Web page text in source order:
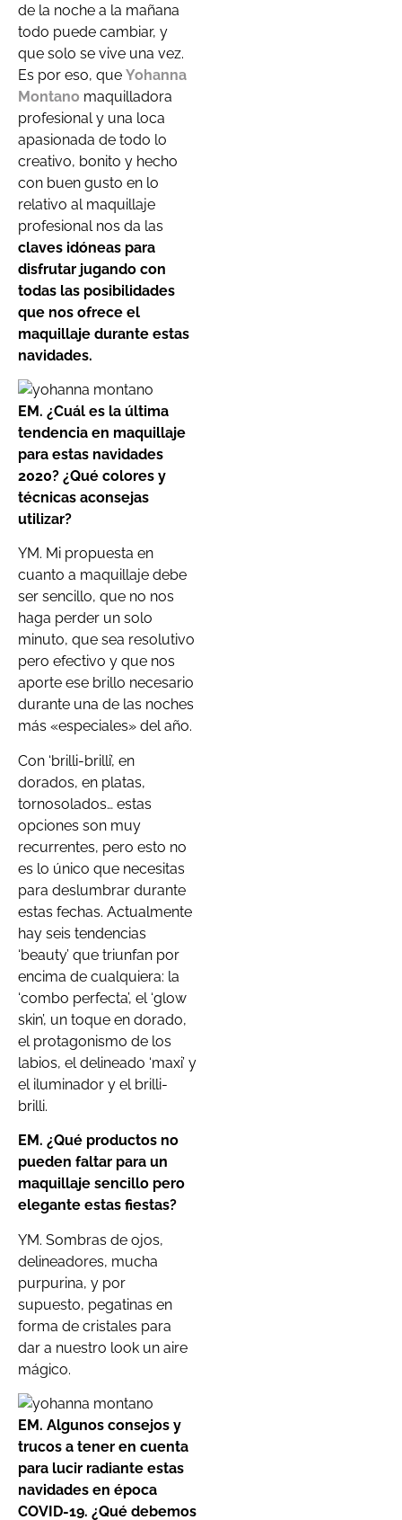
de la noche a la mañana
todo puede cambiar, y
que solo se vive una vez.
Es por eso, que Yohanna
Montano maquilladora
profesional y una loca
apasionada de todo lo
creativo, bonito y hecho
con buen gusto en lo
relativo al maquillaje
profesional nos da las
claves idóneas para
disfrutar jugando con
todas las posibilidades
que nos ofrece el
maquillaje durante estas
navidades.
EM. ¿Cuál es la última
tendencia en maquillaje
para estas navidades
2020? ¿Qué colores y
técnicas aconsejas
utilizar?
YM. Mi propuesta en
cuanto a maquillaje debe
ser sencillo, que no nos
haga perder un solo
minuto, que sea resolutivo
pero efectivo y que nos
aporte ese brillo necesario
durante una de las noches
más «especiales» del año.
Con ‘brilli-brilli’, en
dorados, en platas,
tornosolados… estas
opciones son muy
recurrentes, pero esto no
es lo único que necesitas
para deslumbrar durante
estas fechas. Actualmente
hay seis tendencias
‘beauty’ que triunfan por
encima de cualquiera: la
‘combo perfecta’, el ‘glow
skin’, un toque en dorado,
el protagonismo de los
labios, el delineado ‘maxi’ y
el iluminador y el brilli-
brilli.
EM. ¿Qué productos no
pueden faltar para un
maquillaje sencillo pero
elegante estas fiestas?
YM. Sombras de ojos,
delineadores, mucha
purpurina, y por
supuesto, pegatinas en
forma de cristales para
dar a nuestro look un aire
mágico.
EM. Algunos consejos y
trucos a tener en cuenta
para lucir radiante estas
navidades en época
COVID-19. ¿Qué debemos